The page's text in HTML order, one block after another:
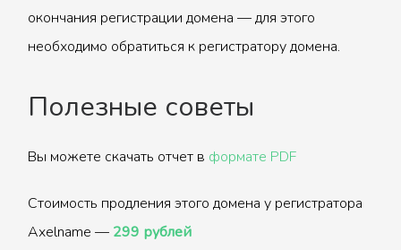
окончания регистрации домена — для этого
необходимо обратиться к регистратору домена.
Полезные советы
Вы можете скачать отчет в формате PDF
Стоимость продления этого домена у регистратора
Axelname — 299 рублей